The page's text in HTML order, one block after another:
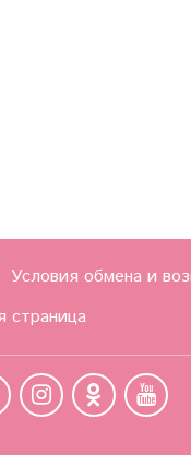
Условия обмена и
страница